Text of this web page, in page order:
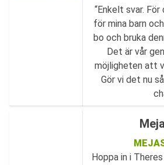
“Enkelt svar.
för mina barn
bo och bruka
Det är vår
möjligheten att
Gör vi det nu
Hoppa in i